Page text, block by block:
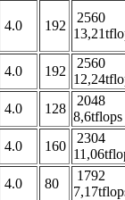
4.0 192
2560
4.0 192
2560
4.0 128
2048
8,6tflops
4.0 160
2304
4.0 80
1792